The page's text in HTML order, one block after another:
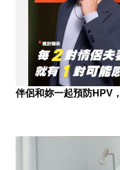
伴侶和妳一起預防HPV